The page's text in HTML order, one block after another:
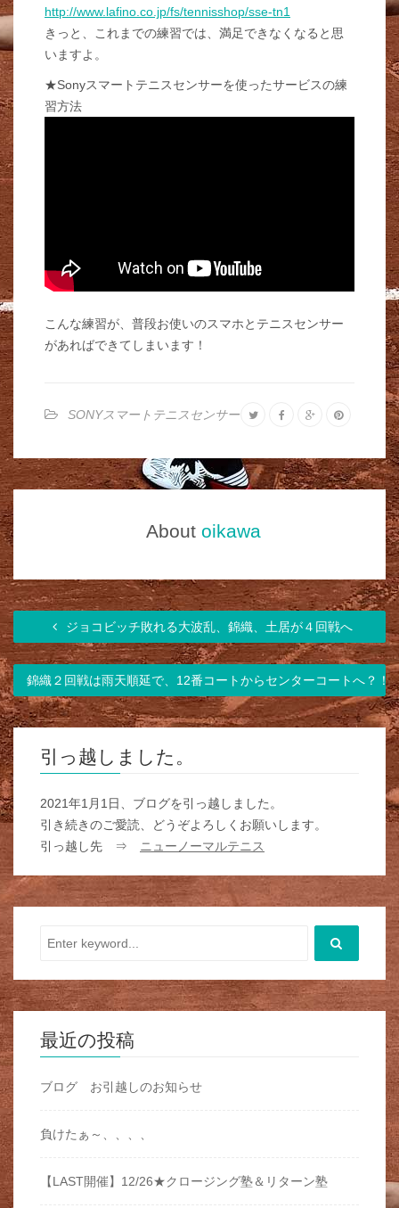
http://www.lafino.co.jp/fs/tennisshop/sse-tn1
きっと、これまでの練習では、満足できなくなると思
いますよ。
★Sonyスマートテニスセンサーを使ったサービスの練
習方法
こんな練習が、普段お使いのスマホとテニスセンサー
があればできてしまいます！
SONYスマートテニスセンサー
About oikawa
ジョコビッチ敗れる大波乱、錦織、土居が４回戦へ
錦織２回戦は雨天順延で、12番コートからセンターコートへ？！
引っ越しました。
2021年1月1日、ブログを引っ越しました。
引き続きのご愛読、どうぞよろしくお願いします。
引っ越し先 ⇒
ニューノーマルテニス
最近の投稿
ブログ お引越しのお知らせ
負けたぁ～、、、、
【LAST開催】12/26★クロージング塾＆リターン塾